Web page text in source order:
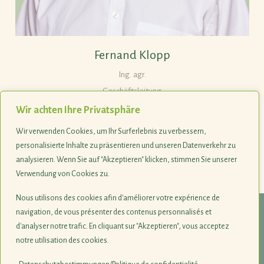
Wir achten Ihre Privatsphäre
Wir verwenden Cookies, um Ihr Surferlebnis zu verbessern,
personalisierte Inhalte zu präsentieren und unseren Datenverkehr zu
analysieren. Wenn Sie auf "Akzeptieren" klicken, stimmen Sie unserer
Verwendung von Cookies zu.
Nous utilisons des cookies afin d'améliorer votre expérience de
navigation, de vous présenter des contenus personnalisés et
d'analyser notre trafic. En cliquant sur "Akzeptieren", vous acceptez
notre utilisation des cookies.
Fernand Klopp
Ing. agr.
Geschäftsleitung
Tel. +352 263036-21
© 1990-2026